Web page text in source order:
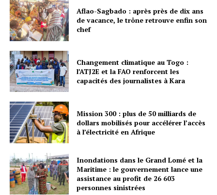
Aflao-Sagbado : après près de dix ans
de vacance, le trône retrouve enfin son
chef
Changement climatique au Togo :
l’ATJ2E et la FAO renforcent les
capacités des journalistes à Kara
Mission 300 : plus de 50 milliards de
dollars mobilisés pour accélérer l’accès
à l’électricité en Afrique
Inondations dans le Grand Lomé et la
Maritime : le gouvernement lance une
assistance au profit de 26 603
personnes sinistrées